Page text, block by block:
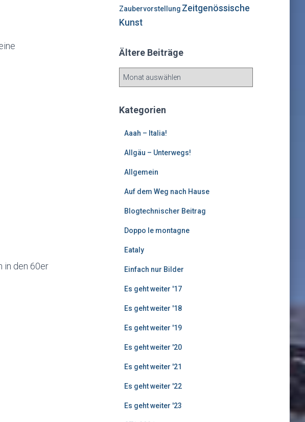
in den 60er
Zaubervorstellung Zeitgenössische
Kunst
Ältere Beiträge
e
Kategorien
Aaah – Italia!
Allgäu – Unterwegs!
Allgemein
Auf dem Weg nach Hause
Blogtechnischer Beitrag
Doppo le montagne
Eataly
Einfach nur Bilder
Es geht weiter '17
Es geht weiter '18
Es geht weiter '19
Es geht weiter '20
Es geht weiter '21
Es geht weiter '22
Es geht weiter '23